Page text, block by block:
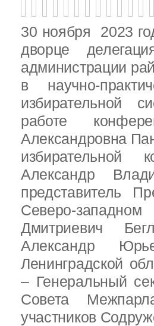
30 ноября 2023
дворце
администрации
в научно-
избирательной
работе
Александровна
избирательной
Александр
представитель
Северо-
Дмитриевич
Александр
Ленинградской
– Генеральный
Совета
участников